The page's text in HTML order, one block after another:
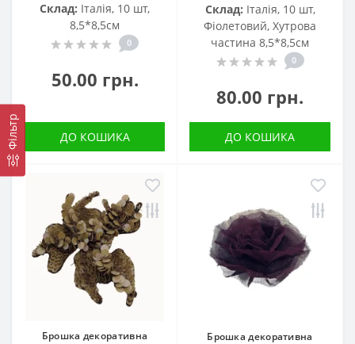
Фільтр
Склад: Італія, 10 шт,
8,5*8,5см
0
50.00 грн.
ДО КОШИКА
Склад: Італія, 10 шт,
Фіолетовий, Хутрова
частина 8,5*8,5см
0
80.00 грн.
ДО КОШИКА
Брошка декоративна
Брошка декоративна